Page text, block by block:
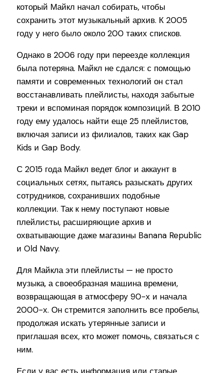
который Майкл начал собирать, чтобы
сохранить этот музыкальный архив. К 2005
году у него было около 200 таких списков.
Однако в 2006 году при переезде коллекция
была потеряна. Майкл не сдался: с помощью
памяти и современных технологий он стал
восстанавливать плейлисты, находя забытые
треки и вспоминая порядок композиций. В 2010
году ему удалось найти еще 25 плейлистов,
включая записи из филиалов, таких как Gap
Kids и Gap Body.
С 2015 года Майкл ведет блог и аккаунт в
социальных сетях, пытаясь разыскать других
сотрудников, сохранивших подобные
коллекции. Так к нему поступают новые
плейлисты, расширяющие архив и
охватывающие даже магазины Banana Republic
и Old Navy.
Для Майкла эти плейлисты — не просто
музыка, а своеобразная машина времени,
возвращающая в атмосферу 90-х и начала
2000-х. Он стремится заполнить все пробелы,
продолжая искать утерянные записи и
приглашая всех, кто может помочь, связаться с
ним.